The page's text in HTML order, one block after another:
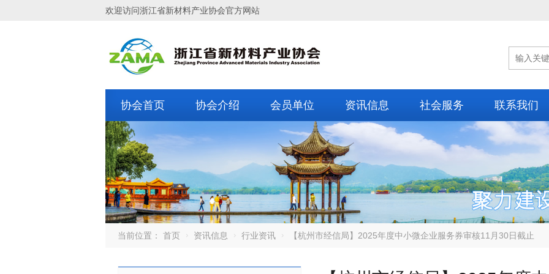
欢迎访问浙江省新材料产业协会官方网站
协会首页 协会介绍 会员单位 资讯信息 社会服务 联系我们
当前位置： 首页 资讯信息 行业资讯 【杭州市经信局】2025年度中小微企业服务券审核11月30日截止